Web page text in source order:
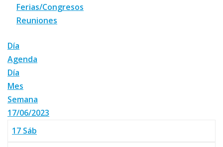
Ferias/Congresos
Reuniones
Día
Agenda
Día
Mes
Semana
17/06/2023
17 Sáb